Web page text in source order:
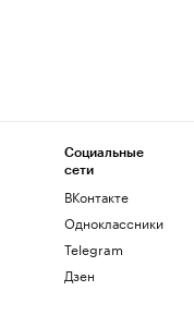
Социальные
сети
ВКонтакте
Одноклассники
Telegram
Дзен